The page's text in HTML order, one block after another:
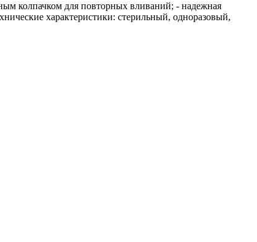
колпачком для повторных вливаний; - надежная
характеристики: стерильный, одноразовый,